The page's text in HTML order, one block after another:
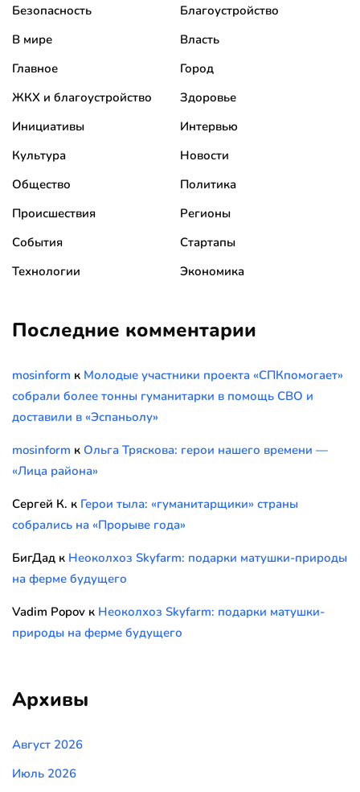
Безопасность
Благоустройство
В мире
Власть
Главное
Город
ЖКХ и благоустройство
Здоровье
Инициативы
Интервью
Культура
Новости
Общество
Политика
Происшествия
Регионы
События
Стартапы
Технологии
Экономика
Последние комментарии
mosinform к Молодые участники проекта «СПКпомогает»
собрали более тонны гуманитарки в помощь СВО и
доставили в «Эспаньолу»
mosinform к Ольга Тряскова: герои нашего времени —
«Лица района»
Сергей К. к Герои тыла: «гуманитарщики» страны
собрались на «Прорыве года»
БигДад к Неоколхоз Skyfarm: подарки матушки-природы
на ферме будущего
Vadim Popov к Неоколхоз Skyfarm: подарки матушки-
природы на ферме будущего
Архивы
Август 2026
Июль 2026